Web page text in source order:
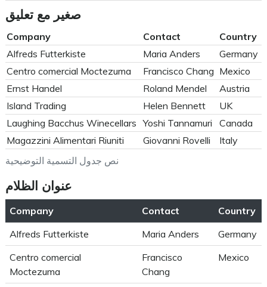
صغير مع تعليق
نص جدول التسمية التوضيحية
Company Contact
Country
Alfreds Futterkiste
Maria Anders
Germany
Centro comercial Moctezuma
Francisco Chang Mexico
Ernst Handel
Roland Mendel
Austria
Island Trading
Helen Bennett
UK
Laughing Bacchus Winecellars
Yoshi Tannamuri
Canada
Magazzini Alimentari Riuniti
Giovanni Rovelli Italy
عنوان الظلام
Company Contact
Country
Alfreds Futterkiste
Maria Anders
Germany
Centro comercial
Moctezuma
Francisco
Chang
Mexico